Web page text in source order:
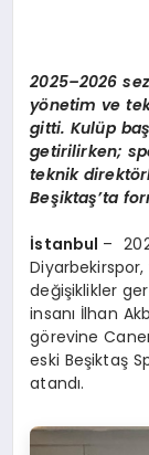
2025–2026
yönetim ve
gitti. Kulüp
getirilirken;
teknik
Beşiktaş’ta
İstanbul –
değişiklikler
insanı İlhan
görevine
eski Beşiktaş
atandı.